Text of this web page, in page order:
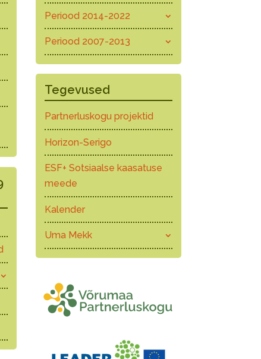
Periood 2014-2022
Periood 2007-2013
Tegevused
Partnerluskogu projektid
Horizon-Serigo
ESF+ Sotsiaalse kaasatuse
meede
Kalender
Uma Mekk